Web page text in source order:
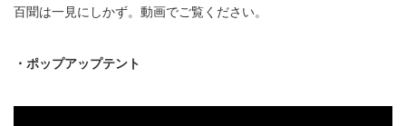
百聞は一見にしかず。動画でご覧ください。
・ポップアップテント